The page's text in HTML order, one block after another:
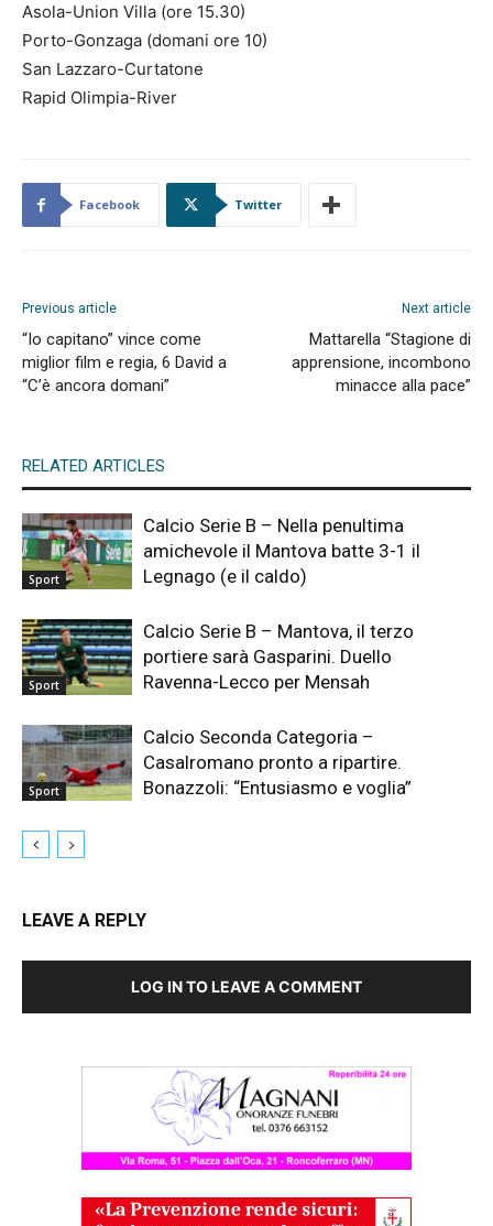
Asola-Union Villa (ore 15.30)
Porto-Gonzaga (domani ore 10)
San Lazzaro-Curtatone
Rapid Olimpia-River
Facebook Twitter
Previous article
“Io capitano” vince come
miglior film e regia, 6 David a
“C’è ancora domani”
Next article
Mattarella “Stagione di
apprensione, incombono
minacce alla pace”
RELATED ARTICLES
Sport
Calcio Serie B – Nella penultima
amichevole il Mantova batte 3-1 il
Legnago (e il caldo)
Sport
Calcio Serie B – Mantova, il terzo
portiere sarà Gasparini. Duello
Ravenna-Lecco per Mensah
Sport
Calcio Seconda Categoria –
Casalromano pronto a ripartire.
Bonazzoli: “Entusiasmo e voglia”
LEAVE A REPLY
LOG IN TO LEAVE A COMMENT